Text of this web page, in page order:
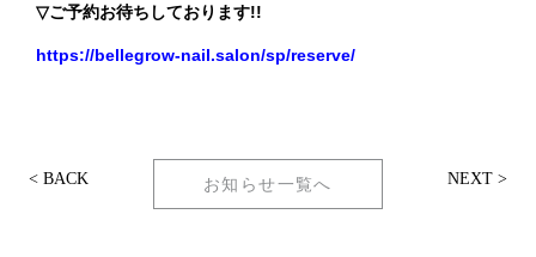
▽ご予約お待ちしております!!
https://bellegrow-nail.salon/sp/reserve/
< BACK お知らせ一覧へ NEXT >